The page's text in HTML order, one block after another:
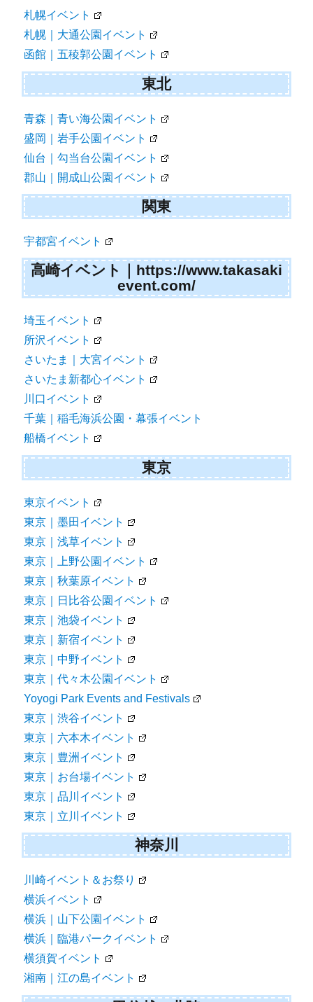
ョ
ン
札幌イベント
札幌｜大通公園イベント
函館｜五稜郭公園イベント
東北
青森｜青い海公園イベント
盛岡｜岩手公園イベント
仙台｜勾当台公園イベント
郡山｜開成山公園イベント
関東
宇都宮イベント
高崎イベント｜https://www.takasaki
event.com/
埼玉イベント
所沢イベント
さいたま｜大宮イベント
さいたま新都心イベント
川口イベント
千葉｜稲毛海浜公園・幕張イベント
船橋イベント
東京
東京イベント
東京｜墨田イベント
東京｜浅草イベント
東京｜上野公園イベント
東京｜秋葉原イベント
東京｜日比谷公園イベント
東京｜池袋イベント
東京｜新宿イベント
東京｜中野イベント
東京｜代々木公園イベント
Yoyogi Park Events and Festivals
東京｜渋谷イベント
東京｜六本木イベント
東京｜豊洲イベント
東京｜お台場イベント
東京｜品川イベント
東京｜立川イベント
神奈川
川崎イベント＆お祭り
横浜イベント
横浜｜山下公園イベント
横浜｜臨港パークイベント
横須賀イベント
湘南｜江の島イベント